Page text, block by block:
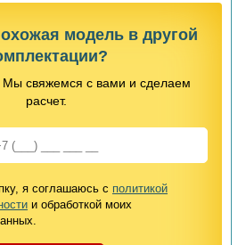
модель в другой
Мы свяжемся с вами и сделаем
расчет.
я соглашаюсь с политикой
и обработкой моих